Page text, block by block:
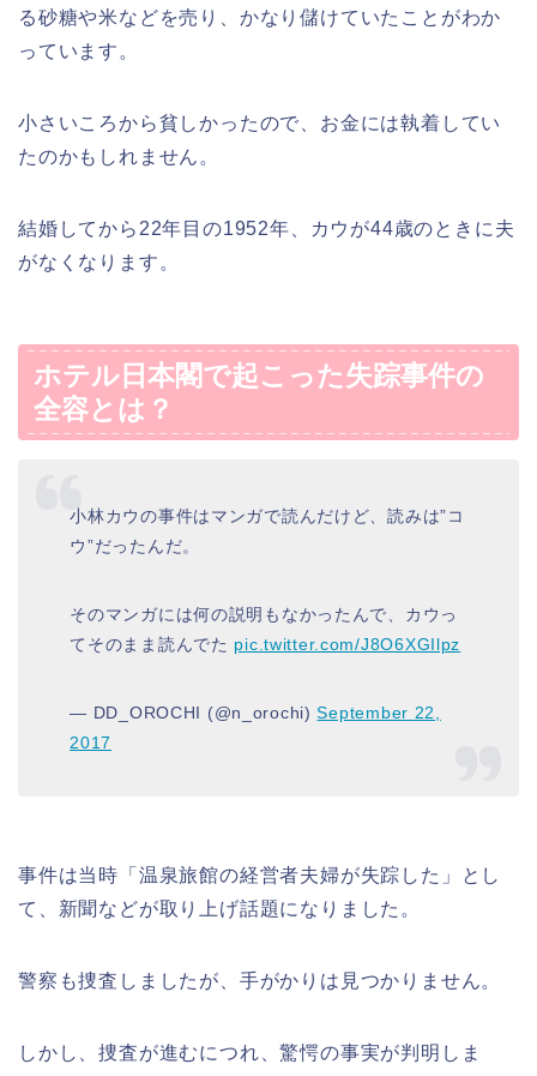
る砂糖や米などを売り、かなり儲けていたことがわか
っています。
小さいころから貧しかったので、お金には執着してい
たのかもしれません。
結婚してから22年目の1952年、カウが44歳のときに夫
がなくなります。
ホテル日本閣で起こった失踪事件の
全容とは？
小林カウの事件はマンガで読んだけど、読みは”コ
ウ”だったんだ。
そのマンガには何の説明もなかったんで、カウっ
てそのまま読んでた pic.twitter.com/J8O6XGIlpz
— DD_OROCHI (@n_orochi)September 22,
2017
事件は当時「温泉旅館の経営者夫婦が失踪した」とし
て、新聞などが取り上げ話題になりました。
警察も捜査しましたが、手がかりは見つかりません。
しかし、捜査が進むにつれ、驚愕の事実が判明しま